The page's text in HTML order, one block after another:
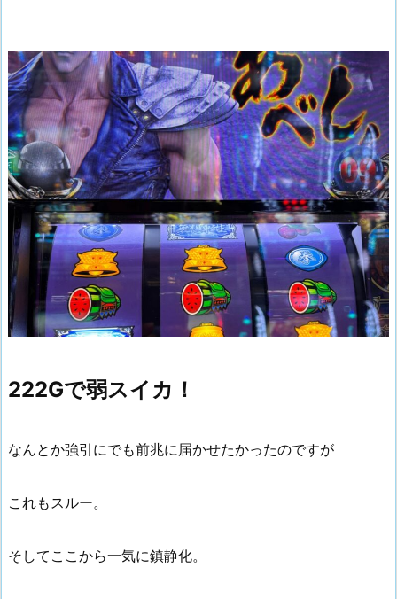
222Gで弱スイカ！
なんとか強引にでも前兆に届かせたかったのですが
これもスルー。
そしてここから一気に鎮静化。